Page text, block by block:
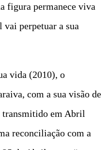
figura permanece viva
vai perpetuar a sua
vida (2010), o
com a sua visão de
transmitido em Abril
reconciliação com a